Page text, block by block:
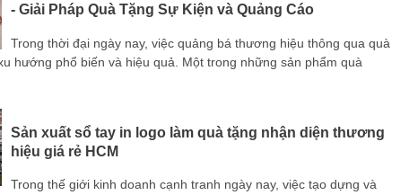
- Giải Pháp Quà Tặng Sự Kiện và Quảng Cáo
Trong thời đại ngày nay, việc quảng bá thương hiệu thông qua quà
hướng phổ biến và hiệu quả. Một trong những sản phẩm quà
Sản xuất sổ tay in logo làm quà tặng nhận diện thương
hiệu giá rẻ HCM
Trong thế giới kinh doanh cạnh tranh ngày nay, việc tạo dựng và